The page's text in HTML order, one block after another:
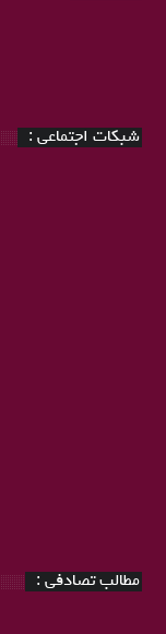
شبکات اجتماعی :
مطالب تصادفی :